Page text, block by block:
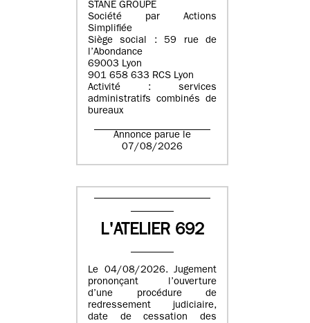
STANE GROUPE
Société par Actions
Simplifiée
Siège social : 59 rue de
l’Abondance
69003 Lyon
901 658 633 RCS Lyon
Activité : services
administratifs combinés de
bureaux
Annonce parue le
07/08/2026
L'ATELIER 692
Le 04/08/2026. Jugement
prononçant l’ouverture
d’une procédure de
redressement judiciaire,
date de cessation des